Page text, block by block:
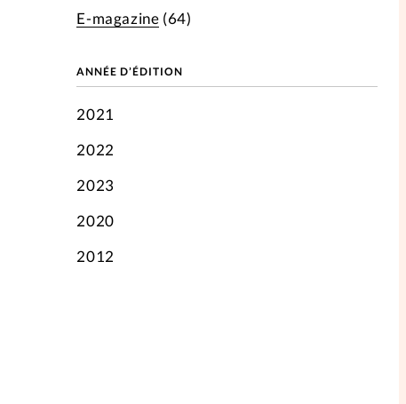
E-magazine (64)
ANNÉE D’ÉDITION
2021
2022
2023
2020
2012